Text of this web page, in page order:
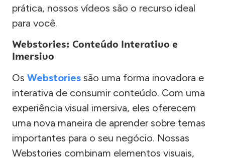
prática, nossos vídeos são o recurso ideal
para você.
Webstories: Conteúdo Interativo e
Imersivo
Os Webstories são uma forma inovadora e
interativa de consumir conteúdo. Com uma
experiência visual imersiva, eles oferecem
uma nova maneira de aprender sobre temas
importantes para o seu negócio. Nossas
Webstories combinam elementos visuais,